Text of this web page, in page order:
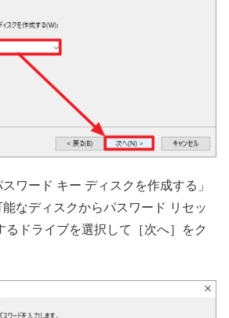
スワード キー ディスクを作成する」
なディスクからパスワード リセッ
るドライブを選択して［次へ］をク